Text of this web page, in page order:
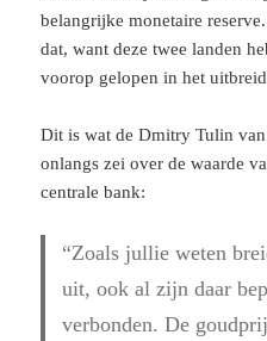
belangrijke monetaire
dat, want deze twee landen
voorop gelopen in het
Dit is wat de Dmitry Tulin
onlangs zei over de waarde
centrale bank:
“Zoals jullie weten
uit, ook al zijn daar
verbonden. De